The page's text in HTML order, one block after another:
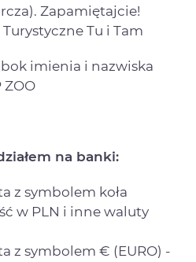
Zapamiętajcie!
Turystyczne Tu i Tam
imienia i nazwiska
ZOO
na banki:
z symbolem koła
w PLN i inne waluty
z symbolem € (EURO) -